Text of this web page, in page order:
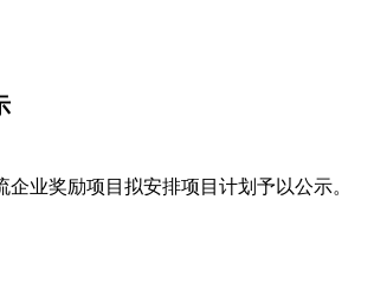
业奖励项目拟安排项目计划予以公示。